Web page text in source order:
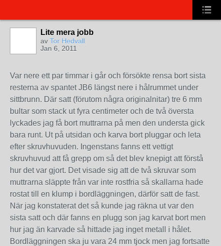
Lite mera jobb
av Tor Hedvall
Jan 6, 2011
Var nere ett par timmar i går och försökte rensa bort sista
resterna av spantet JB6 längst nere i hålrummet under
sittbrunn. Där satt (förutom några originalnitar) tre 6 mm
bultar som stack ut fyra centimeter och de två översta
lyckades jag få bort muttrarna på men den understa gick
bara runt. Ut på utsidan och karva bort pluggar och leta
efter skruvhuvuden. Ingenstans fanns ett vettigt
skruvhuvud att få grepp om så det blev knepigt att förstå
hur det var gjort. Det visade sig att de två skruvar som
muttrarna släppte från var inte rostfria så skallarna hade
rostat till en klump i bordläggningen, därför satt de fast.
När jag konstaterat det så kunde jag räkna ut var den
sista satt och där fanns en plugg son jag karvat bort men
hur jag än karvade så hittade jag inget metall i hålet.
Bordläggningen ska ju vara 24 mm tjock men jag fortsatte